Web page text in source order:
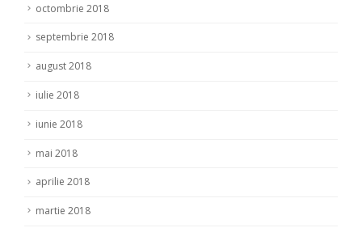
octombrie 2018
septembrie 2018
august 2018
iulie 2018
iunie 2018
mai 2018
aprilie 2018
martie 2018